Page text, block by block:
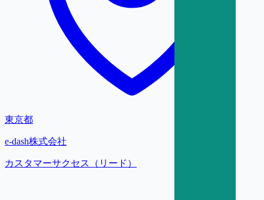
東京都
e-dash株式会社
カスタマーサクセス（リード）